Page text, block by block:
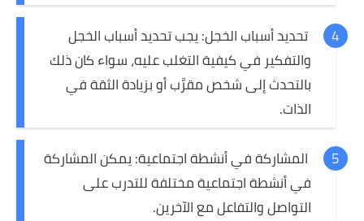
تحديد أسباب الخجل: يجب تحديد أسباب الخجل
والتفكير في كيفية التغلب عليه، سواء كان ذلك
بالتحدث إلى شخص مقرَّب أو بزيادة الثقة في
الذات.
المشاركة في أنشطة اجتماعية: يمكن المشاركة
في أنشطة اجتماعية مختلفة للتدرب على
التواصل والتفاعل مع الآخرين.